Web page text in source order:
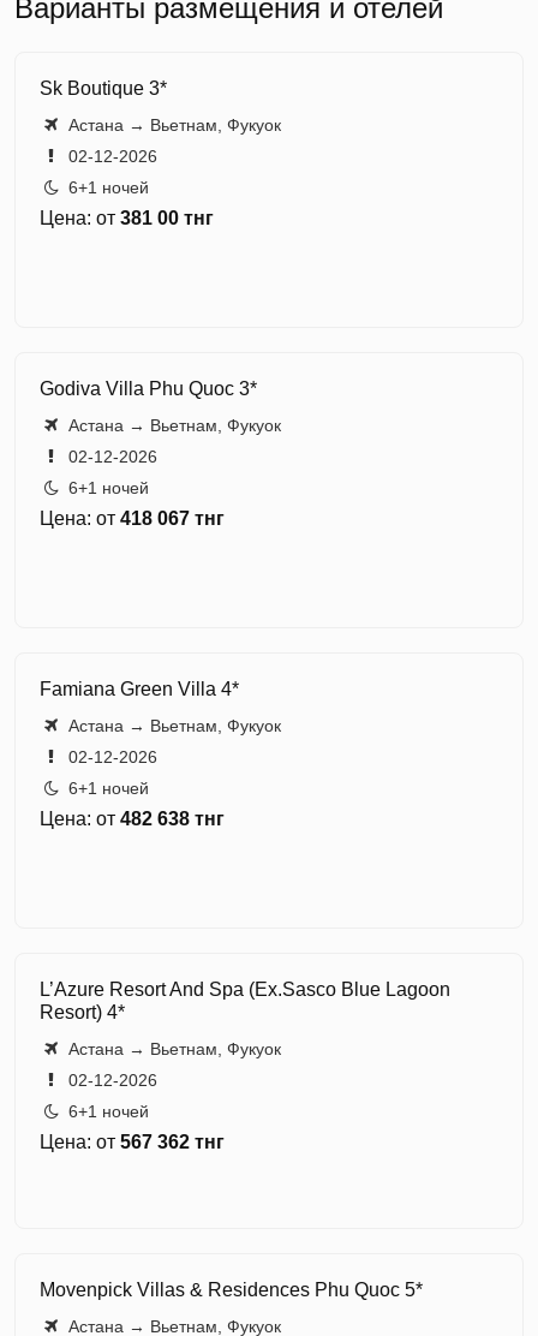
Варианты размещения и отелей
Sk Boutique 3*
Астана → Вьетнам, Фукуок
02-12-2026
6+1 ночей
Цена: от 381 00 тнг
Godiva Villa Phu Quoc 3*
Астана → Вьетнам, Фукуок
02-12-2026
6+1 ночей
Цена: от 418 067 тнг
Famiana Green Villa 4*
Астана → Вьетнам, Фукуок
02-12-2026
6+1 ночей
Цена: от 482 638 тнг
L’Azure Resort And Spa (Ex.Sasco Blue Lagoon
Resort) 4*
Астана → Вьетнам, Фукуок
02-12-2026
6+1 ночей
Цена: от 567 362 тнг
Movenpick Villas & Residences Phu Quoc 5*
Астана → Вьетнам, Фукуок